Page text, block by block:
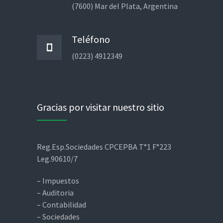
(7600) Mar del Plata, Argentina
Teléfono
(0223) 4912349
Gracias por visitar nuestro sitio
Reg.Esp.Sociedades CPCEPBA T°1 F°223
Leg.90610/7
– Impuestos
– Auditoria
– Contabilidad
– Sociedades